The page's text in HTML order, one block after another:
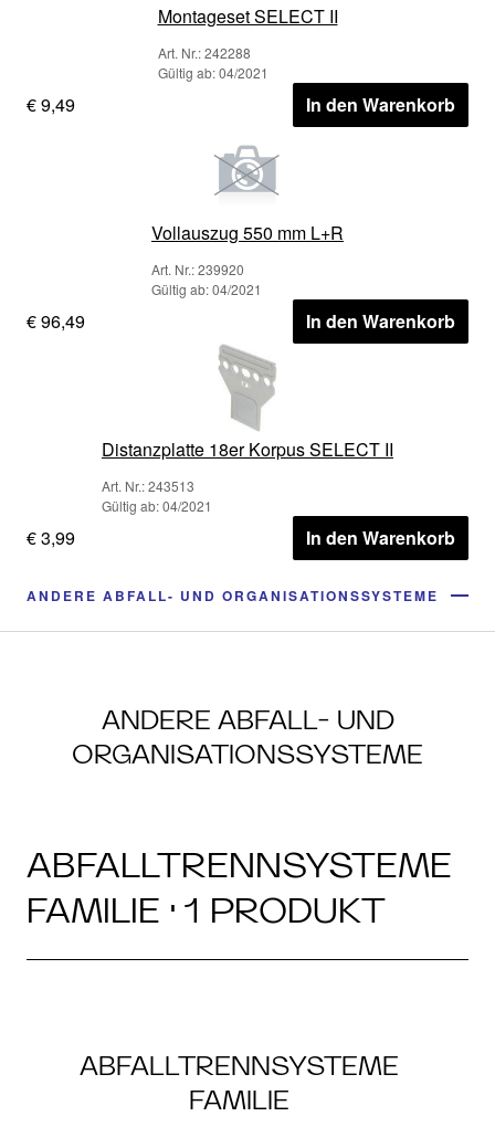
Montageset SELECT II
Art. Nr.: 242288
Gültig ab: 04/2021
€ 9,49 In den Warenkorb
Vollauszug 550 mm L+R
Art. Nr.: 239920
Gültig ab: 04/2021
€ 96,49 In den Warenkorb
Distanzplatte 18er Korpus SELECT II
Art. Nr.: 243513
Gültig ab: 04/2021
€ 3,99 In den Warenkorb
ANDERE ABFALL- UND ORGANISATIONSSYSTEME
ANDERE ABFALL- UND
ORGANISATIONSSYSTEME
ABFALLTRENNSYSTEME
FAMILIE · 1 PRODUKT
ABFALLTRENNSYSTEME
FAMILIE